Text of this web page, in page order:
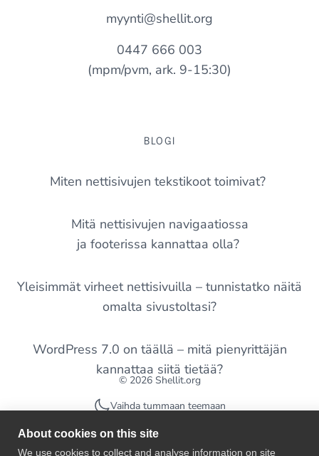
myynti@shellit.org
0447 666 003
(mpm/pvm, ark. 9-15:30)
BLOGI
Miten nettisivujen tekstikoot toimivat?
Mitä nettisivujen navigaatiossa
ja footerissa kannattaa olla?
Yleisimmät virheet nettisivuilla – tunnistatko näitä
omalta sivustoltasi?
WordPress 7.0 on täällä – mitä pienyrittäjän
kannattaa siitä tietää?
© 2026 Shellit.org
Vaihda tummaan teemaan
About cookies on this site
We use cookies to collect and analyse information on site